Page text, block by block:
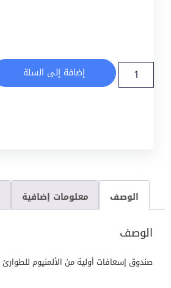
إضافة إلى السلة
الوصف معلومات إضافية
الوصف
صندوق إسعافات أولية من الألمنيوم للطوارئ